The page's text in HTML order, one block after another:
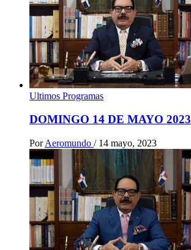
Ultimos Programas
DOMINGO 14 DE MAYO 2023
Por Aeromundo / 14 mayo, 2023